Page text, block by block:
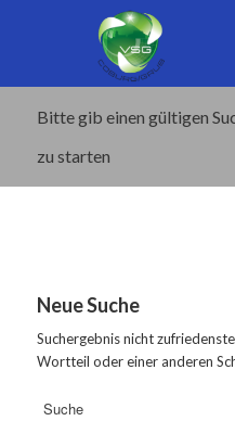
Bitte gib einen gültigen
zu starten
Neue Suche
Suchergebnis nicht
Wortteil oder einer anderen